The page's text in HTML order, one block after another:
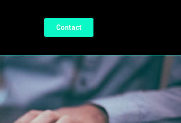
Contact